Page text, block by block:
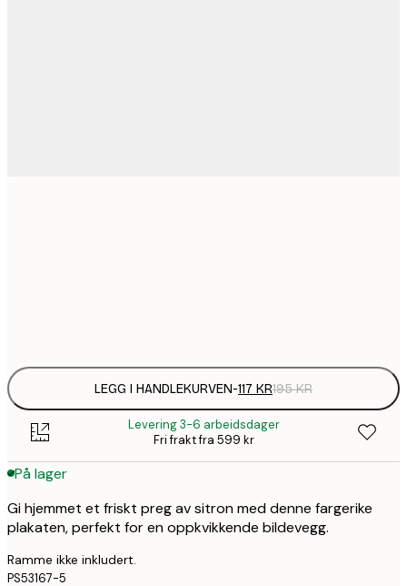
LEGG I HANDLEKURVEN-117 KR195 KR
Levering 3-6 arbeidsdager
Fri frakt fra 599 kr
På lager
Gi hjemmet et friskt preg av sitron med denne fargerike
plakaten, perfekt for en oppkvikkende bildevegg.
Ramme ikke inkludert.
PS53167-5